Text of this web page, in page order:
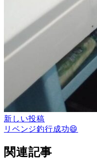
新しい投稿
リベンジ釣行成功😄
関連記事